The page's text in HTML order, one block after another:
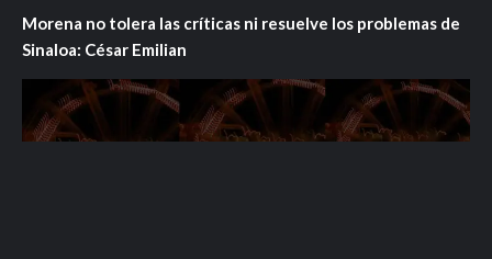
Morena no tolera las críticas ni resuelve los problemas de
Sinaloa: César Emilian